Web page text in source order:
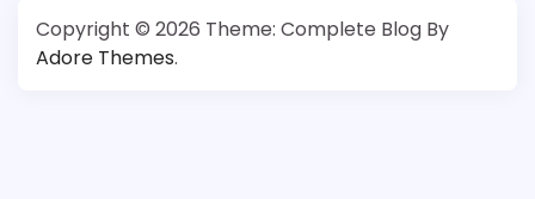
Copyright © 2026 Theme: Complete Blog By
Adore Themes.